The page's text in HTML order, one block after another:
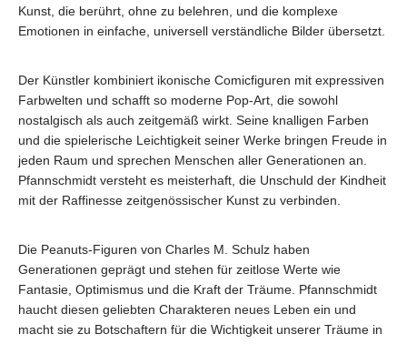
Kunst, die berührt, ohne zu belehren, und die komplexe
Emotionen in einfache, universell verständliche Bilder übersetzt.
Der Künstler kombiniert ikonische Comicfiguren mit expressiven
Farbwelten und schafft so moderne Pop-Art, die sowohl
nostalgisch als auch zeitgemäß wirkt. Seine knalligen Farben
und die spielerische Leichtigkeit seiner Werke bringen Freude in
jeden Raum und sprechen Menschen aller Generationen an.
Pfannschmidt versteht es meisterhaft, die Unschuld der Kindheit
mit der Raffinesse zeitgenössischer Kunst zu verbinden.
Die Peanuts-Figuren von Charles M. Schulz haben
Generationen geprägt und stehen für zeitlose Werte wie
Fantasie, Optimismus und die Kraft der Träume. Pfannschmidt
haucht diesen geliebten Charakteren neues Leben ein und
macht sie zu Botschaftern für die Wichtigkeit unserer Träume in